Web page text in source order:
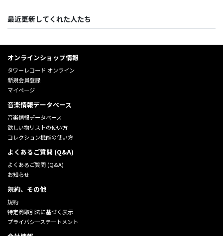
最近更新してくれた人たち
オンラインショップ情報
タワーレコード オンライン
新規会員登録
マイページ
音楽情報データベース
音楽情報データベース
欲しい物リストの使い方
コレクション機能の使い方
よくあるご質問 (Q&A)
よくあるご質問 (Q&A)
お知らせ
規約、その他
規約
特定商取引法に基づく表示
プライバシーステートメント